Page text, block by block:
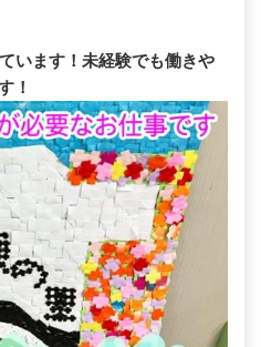
います！未経験でも働きや
！